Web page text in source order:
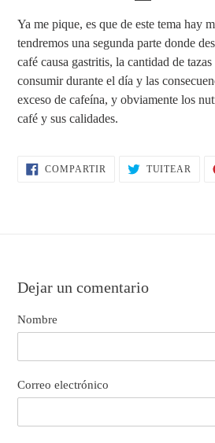
Ya me pique, es que de este tema hay
tendremos una segunda parte donde
café causa gastritis, la cantidad de
consumir durante el día y las
exceso de cafeína, y obviamente los
café y sus calidades.
COMPARTIR COMPARTIRTUITEAR
Dejar un comentario
Nombre
Correo electrónico